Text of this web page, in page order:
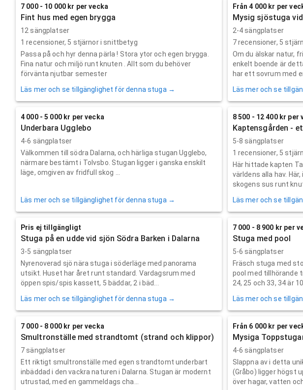
7 000 - 10 000 kr per vecka
Fint hus med egen brygga
12 sängplatser
1 recensioner, 5 stjärnor i snittbetyg
Passa på och hyr denna pärla ! Stora ytor och egen brygga.
Fina natur och miljö runt knuten . Allt som du behöver
förvänta njutbar semester
Läs mer och se tillgänglighet för denna stuga →
Från 4 000 kr per
Mysig sjöstuga
2-4 sängplatser
7recensioner, 5
Om du älskar natur,
enkelt boende är
har ett sovrum med
Läs mer och se
4 000 - 5 000 kr per vecka
Underbara Ugglebo
4-6 sängplatser
Välkommen till södra Dalarna, och härliga stugan Ugglebo,
närmare bestämt i Tolvsbo. Stugan ligger i ganska enskilt
läge, omgiven av fridfull skog ...
Läs mer och se tillgänglighet för denna stuga →
8 500 - 12 400 kr per
Kaptensgården -
5-8 sängplatser
1 recensioner, 5
Här hittade kapten
världens alla hav.
skogens sus runt
Läs mer och se
Pris ej tillgängligt
Stuga på en udde vid sjön Södra Barken i Dalarna
3-5 sängplatser
Nyrenoverad sjö nära stuga i söderläge med panorama
utsikt. Huset har året runt standard. Vardagsrum med
öppen spis/spis kassett, 5 bäddar, 2 i bäd...
Läs mer och se tillgänglighet för denna stuga →
7 000 - 8 900 kr per
Stuga med pool
5-6 sängplatser
Fräsch stuga med
pool med tillhörande
24, 25 och 33, 34 är
Läs mer och se
7 000 - 8 000 kr per vecka
Smultronställe med strandtomt (strand och klippor)
7 sängplatser
Ett riktigt smultronställe med egen strandtomt underbart
inbäddad i den vackra naturen i Dalarna. Stugan är modernt
utrustad, med en gammeldags cha...
Från 6 000 kr per
Mysiga
4-6 sängplatser
Slappna av i detta
(Gråbo) ligger högst
över hagar, vatten och